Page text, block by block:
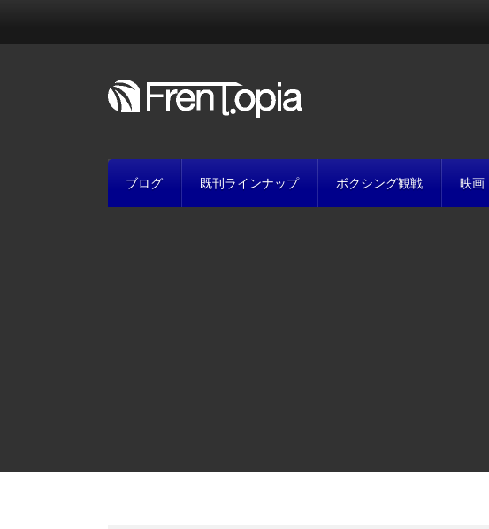
ブログ 既刊ラインナップ ボクシング観戦 映画